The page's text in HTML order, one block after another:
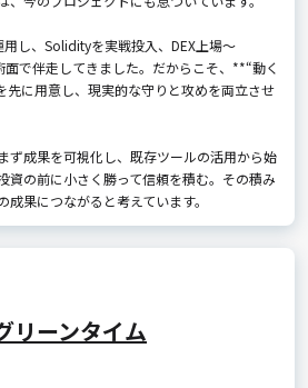
し、Solidityを実戦投入、DEX上場〜
で伴走してきました。だからこそ、**“動く
に用意し、現実的な守りと攻めを両立させ
ず成果を可視化し、既存ツールの活用から始
資の前に小さく勝って信頼を積む。その積み
果につながると考えています。
リーンタイム